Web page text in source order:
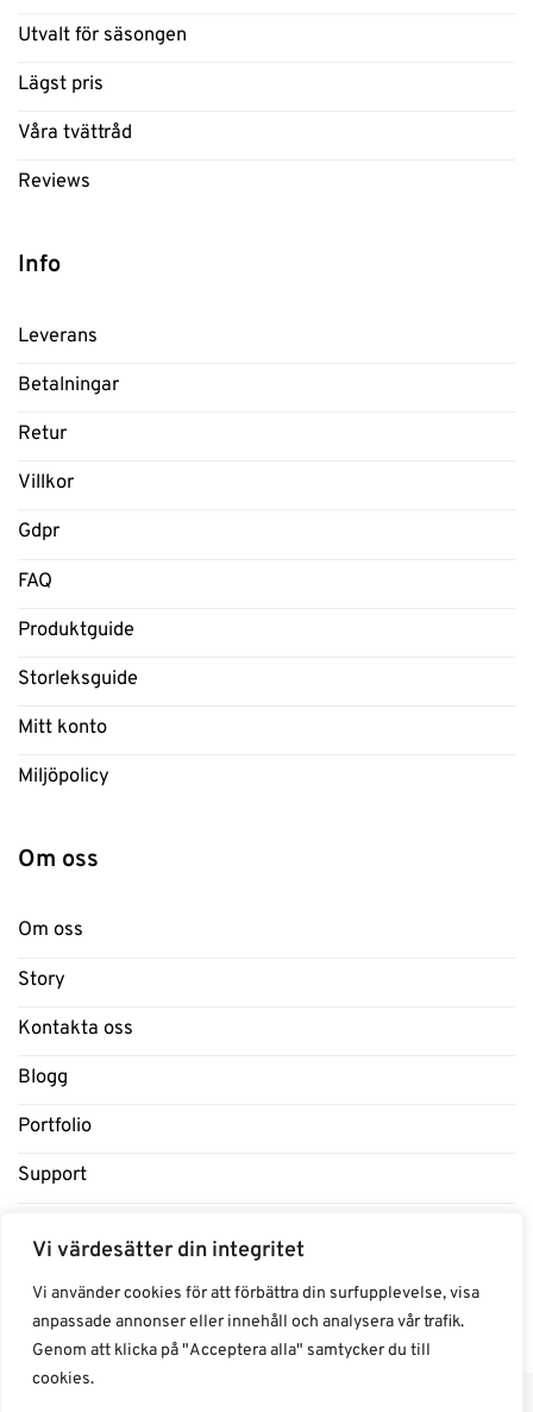
Vi värdesätter din integritet
Vi använder cookies för att förbättra din surfupplevelse, visa
anpassade annonser eller innehåll och analysera vår trafik.
Genom att klicka på "Acceptera alla" samtycker du till
cookies.
Utvalt för säsongen
Lägst pris
Våra tvättråd
Reviews
Info
Leverans
Betalningar
Retur
Villkor
Gdpr
FAQ
Produktguide
Storleksguide
Mitt konto
Miljöpolicy
Om oss
Om oss
Story
Kontakta oss
Blogg
Portfolio
Support